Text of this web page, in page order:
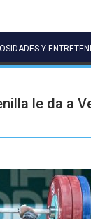
Y
le da a